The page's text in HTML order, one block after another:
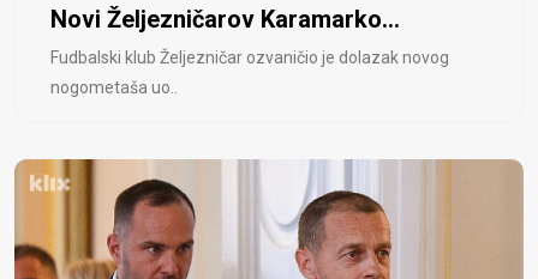
Novi Željezničarov Karamarko...
Fudbalski klub Željezničar ozvaničio je dolazak novog
nogometaša uo..